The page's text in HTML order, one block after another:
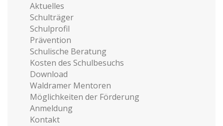
Aktuelles
Schulträger
Schulprofil
Prävention
Schulische Beratung
Kosten des Schulbesuchs
Download
Waldramer Mentoren
Möglichkeiten der Förderung
Anmeldung
Kontakt